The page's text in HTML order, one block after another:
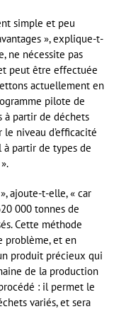
simple et peu
», explique-t-
ne nécessite pas
peut être effectuée
actuellement en
pilote de
à partir de déchets
niveau d’efficacité
à partir de types de
ajoute-t-elle, « car
000 tonnes de
Cette méthode
problème, et en
produit précieux qui
de la production
: il permet le
variés, et sera